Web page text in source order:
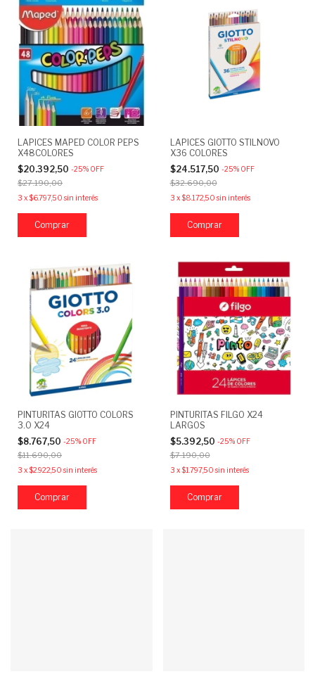
LAPICES MAPED COLOR PEPS
X48COLORES
$20.392,50 -25% OFF
$27.190,00
3 x$6.797,50 sin interés
LAPICES GIOTTO STILNOVO
X36 COLORES
$24.517,50 -25% OFF
$32.690,00
3 x$8.172,50 sin interés
PINTURITAS GIOTTO COLORS
3.0 X24
$8.767,50 -25% OFF
$11.690,00
3 x$2.922,50 sin interés
PINTURITAS FILGO X24
LARGOS
$5.392,50 -25% OFF
$7.190,00
3 x$1.797,50 sin interés